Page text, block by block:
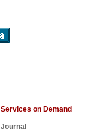
Services on Demand
Journal